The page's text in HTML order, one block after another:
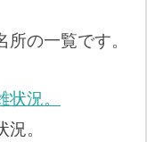
の一覧です。
況。
。